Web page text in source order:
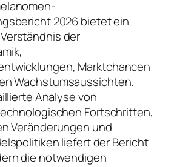
2026 bietet ein
der
Marktchancen
Wachstumsaussichten.
Analyse von
Fortschritten,
Veränderungen und
liefert der Bericht
die notwendigen